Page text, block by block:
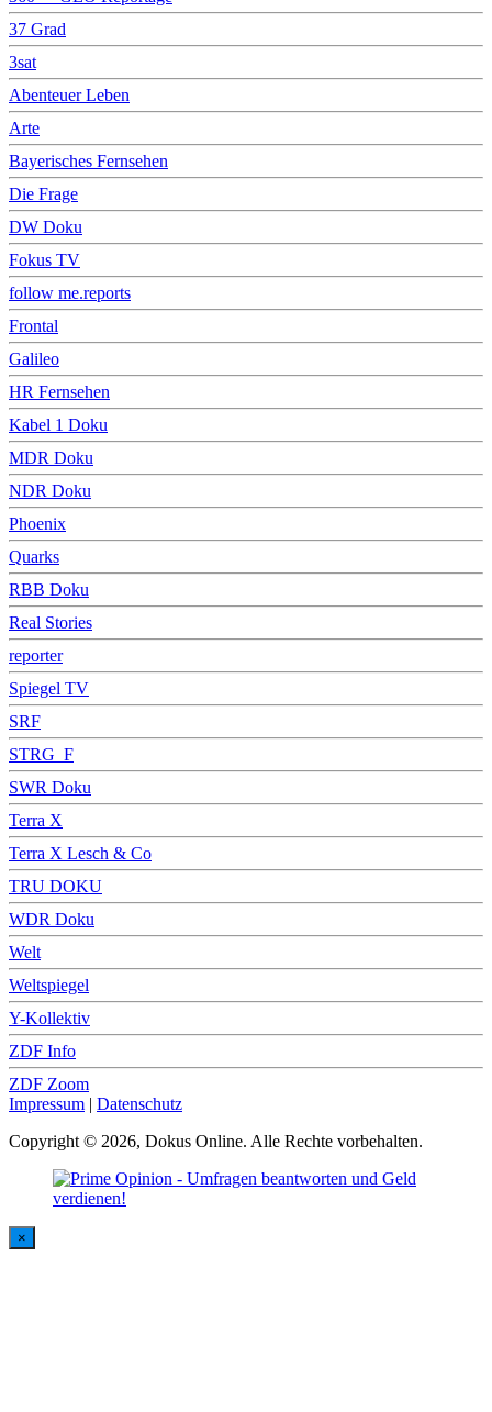
37 Grad
3sat
Abenteuer Leben
Arte
Bayerisches Fernsehen
Die Frage
DW Doku
Fokus TV
follow me.reports
Frontal
Galileo
HR Fernsehen
Kabel 1 Doku
MDR Doku
NDR Doku
Phoenix
Quarks
RBB Doku
Real Stories
reporter
Spiegel TV
SRF
STRG_F
SWR Doku
Terra X
Terra X Lesch & Co
TRU DOKU
WDR Doku
Welt
Weltspiegel
Y-Kollektiv
ZDF Info
ZDF Zoom
Impressum | Datenschutz
Copyright © 2026, Dokus Online. Alle Rechte vorbehalten.
×